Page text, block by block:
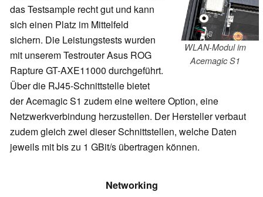
WLAN-Modul im
Acemagic S1
das Testsample recht gut und kann
sich einen Platz im Mittelfeld
sichern. Die Leistungstests wurden
mit unserem Testrouter Asus ROG
Rapture GT-AXE11000 durchgeführt.
Über die RJ45-Schnittstelle bietet
der Acemagic S1 zudem eine weitere Option, eine
Netzwerkverbindung herzustellen. Der Hersteller verbaut
zudem gleich zwei dieser Schnittstellen, welche Daten
jeweils mit bis zu 1 GBit/s übertragen können.
Networking